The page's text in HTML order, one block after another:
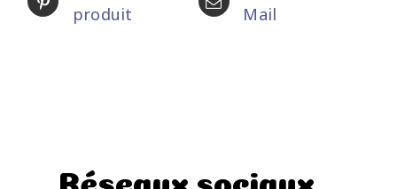
produit
Mail
Réseaux sociaux